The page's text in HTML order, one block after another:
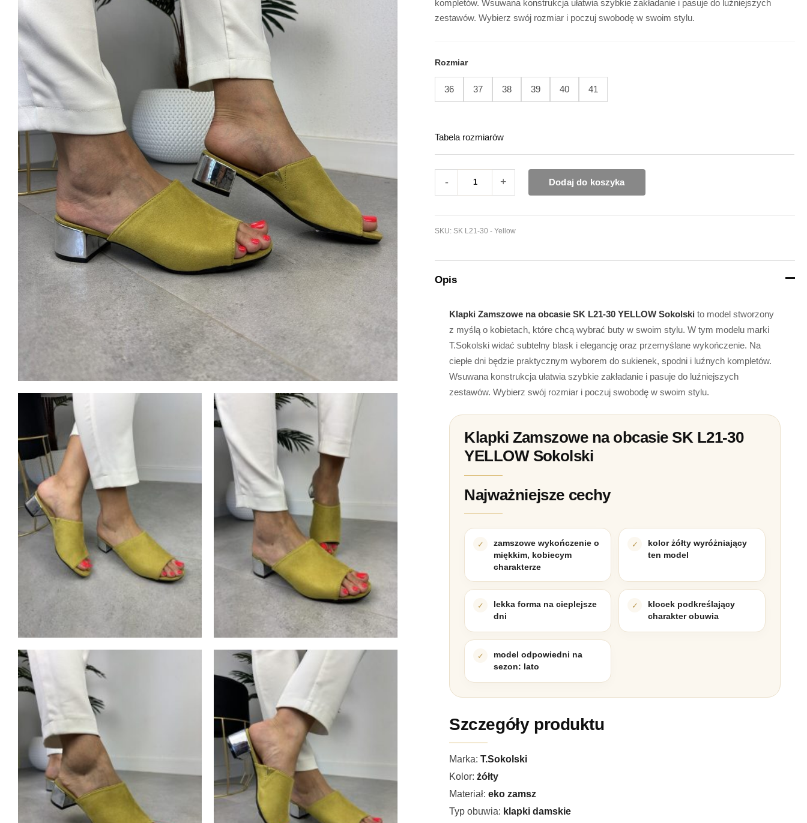
kompletów. Wsuwana konstrukcja ułatwia szybkie zakładanie i pasuje do luźniejszych
zestawów. Wybierz swój rozmiar i poczuj swobodę w swoim stylu.
Rozmiar
36 37 38 39 40 41
Tabela rozmiarów
- + Dodaj do koszyka
SKU: SK L21-30 - Yellow
Opis
Klapki Zamszowe na obcasie SK L21-30 YELLOW Sokolski to model stworzony
z myślą o kobietach, które chcą wybrać buty w swoim stylu. W tym modelu marki
T.Sokolski widać subtelny blask i elegancję oraz przemyślane wykończenie. Na
ciepłe dni będzie praktycznym wyborem do sukienek, spodni i luźnych kompletów.
Wsuwana konstrukcja ułatwia szybkie zakładanie i pasuje do luźniejszych
zestawów. Wybierz swój rozmiar i poczuj swobodę w swoim stylu.
Klapki Zamszowe na obcasie SK L21-30
YELLOW Sokolski
Najważniejsze cechy
zamszowe wykończenie o
miękkim, kobiecym
charakterze
kolor żółty wyróżniający
ten model
lekka forma na cieplejsze
dni
klocek podkreślający
charakter obuwia
model odpowiedni na
sezon: lato
Szczegóły produktu
Marka:T.Sokolski
Kolor:żółty
Materiał:eko zamsz
Typ obuwia: klapki damskie